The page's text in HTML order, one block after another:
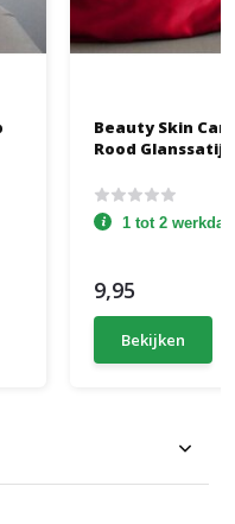
Beauty Skin
Rood Glanssatijn
1 tot 2
9,95
Bekijken